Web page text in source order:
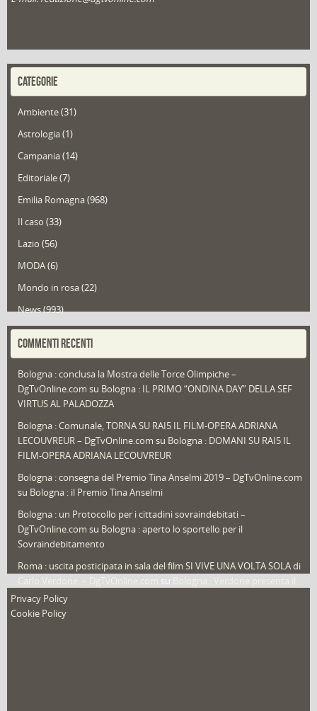
CATEGORIE
Ambiente(31)
Astrologia(1)
Campania(14)
Editoriale(7)
Emilia Romagna(968)
Il caso (33)
Lazio (56)
MODA(6)
Mondo in rosa(22)
News(993)
Portfolio(1)
Redazioni(1.049)
Speciali (22)
Sport
That's Bologna Magazine(25)
Video (archivio) (263)
COMMENTI RECENTI
Bologna : conclusa la Mostra delle Torce Olimpiche –
DgTvOnline.com su Bologna : IL PRIMO “ONDINA DAY” DELLA SEF
VIRTUS AL PALADOZZA
Bologna : Comunale, TORNA SU RAI5 IL FILM-OPERA ADRIANA
LECOUVREUR – DgTvOnline.com su Bologna : DOMANI SU RAI5 IL
FILM-OPERA ADRIANA LECOUVREUR
Bologna : consegna del Premio Tina Anselmi 2019 – DgTvOnline.com
su Bologna : il Premio Tina Anselmi
Bologna : un Protocollo per i cittadini sovraindebitati –
DgTvOnline.com su Bologna : aperto lo sportello per il
Sovraindebitamento
Roma : uscita posticipata in sala del film SI VIVE UNA VOLTA SOLA di
su
nuovo film
Privacy Policy
Cookie Policy